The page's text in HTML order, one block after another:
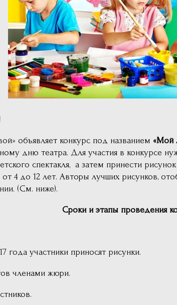
объявляет конкурс под названием «Мой
дню театра. Для участия в конкурсе
спектакля, а затем принести
от 4 до 12 лет. Авторы лучших рисунков,
(См. ниже).
Сроки и этапы проведения
года участники приносят рисунки.
членами жюри.